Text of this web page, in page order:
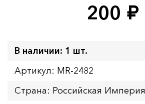
200 руб.
В наличии: 1 шт.
Артикул: MR-2482
Страна: Российская Империя